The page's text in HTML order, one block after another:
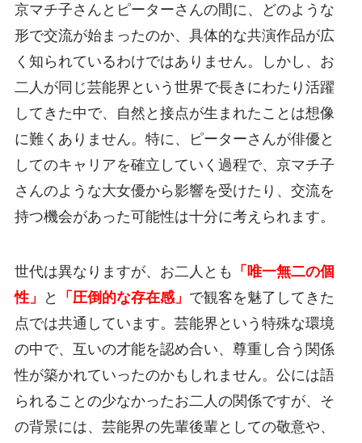
京マチ子さんとピーターさんの間に、どのような
形で交流が始まったのか、具体的な共演作品が広
く知られているわけではありません。しかし、お
二人が同じ芸能界という世界で長きにわたり活躍
してきた中で、自然と接点が生まれたことは想像
に難くありません。特に、ピーターさんが俳優と
してのキャリアを確立していく過程で、京マチ子
さんのような大女優から影響を受けたり、交流を
持つ機会があった可能性は十分に考えられます。
世代は異なりますが、お二人とも
「唯一無二の個
性」
と 「圧倒的な存在感」 で観客を魅了してきた
点では共通しています。芸能界という特殊な環境
の中で、互いの才能を認め合い、尊重し合う関係
性が築かれていったのかもしれません。公には語
られることの少なかったお二人の関係ですが、そ
の背景には、芸能界の先輩後輩としての敬意や、